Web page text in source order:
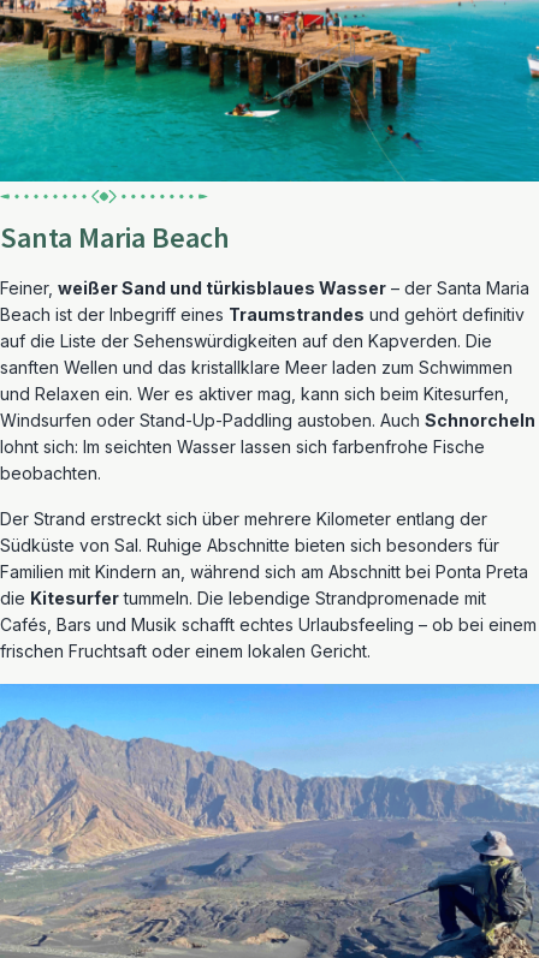
Santa Maria Beach
Feiner, weißer Sand und türkisblaues Wasser – der Santa Maria
Beach ist der Inbegriff eines Traumstrandes und gehört definitiv
auf die Liste der Sehenswürdigkeiten auf den Kapverden. Die
sanften Wellen und das kristallklare Meer laden zum Schwimmen
und Relaxen ein. Wer es aktiver mag, kann sich beim Kitesurfen,
Windsurfen oder Stand-Up-Paddling austoben. Auch Schnorcheln
lohnt sich: Im seichten Wasser lassen sich farbenfrohe Fische
beobachten.
Der Strand erstreckt sich über mehrere Kilometer entlang der
Südküste von Sal. Ruhige Abschnitte bieten sich besonders für
Familien mit Kindern an, während sich am Abschnitt bei Ponta Preta
die Kitesurfertummeln. Die lebendige Strandpromenade mit
Cafés, Bars und Musik schafft echtes Urlaubsfeeling – ob bei einem
frischen Fruchtsaft oder einem lokalen Gericht.